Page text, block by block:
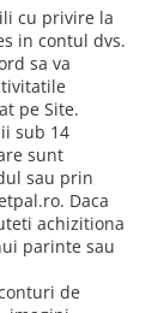
cu privire la
in contul dvs.
sa va
pe Site.
sub 14
sunt
sau prin
Daca
achizitiona
parinte sau
de